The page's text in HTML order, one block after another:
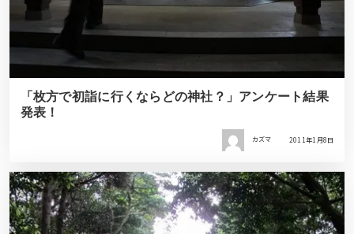
「枚方で初詣に行くならどの神社？」アンケート結果
発表！
カズマ 2011年1月8日